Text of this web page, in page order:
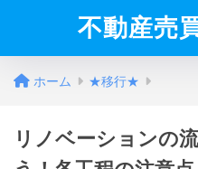
不動産売
ホーム ★移行★
リノベーションの